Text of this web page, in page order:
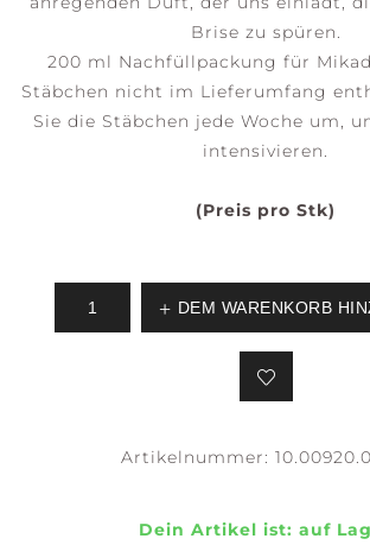
Brise zu spüren.
200 ml Nachfüllpackung für
Stäbchen nicht im Lieferumfang
Sie die Stäbchen jede Woche um,
intensivieren.
(Preis pro Stk)
DEM WARENKORB
Artikelnummer:
Dein Artikel ist: auf